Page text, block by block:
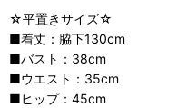
☆平置きサイズ☆
■着丈：脇下130cm
■バスト：38cm
■ウエスト：35cm
■ヒップ：45cm